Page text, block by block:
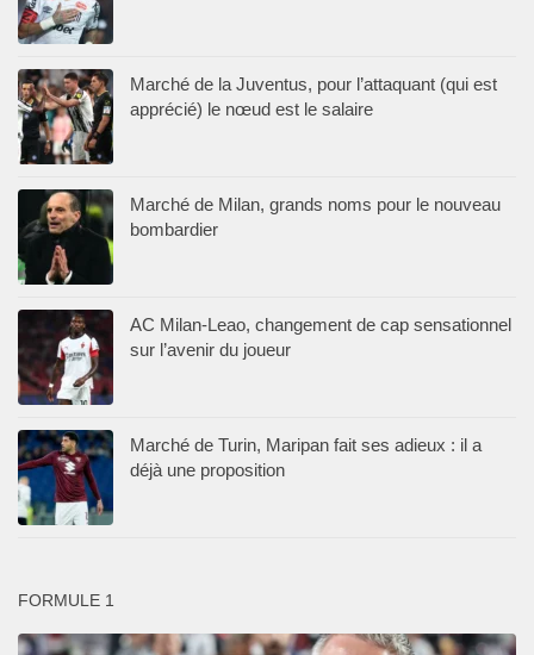
Marché de la Juventus, pour l’attaquant (qui est
apprécié) le nœud est le salaire
Marché de Milan, grands noms pour le nouveau
bombardier
AC Milan-Leao, changement de cap sensationnel
sur l’avenir du joueur
Marché de Turin, Maripan fait ses adieux : il a
déjà une proposition
FORMULE 1